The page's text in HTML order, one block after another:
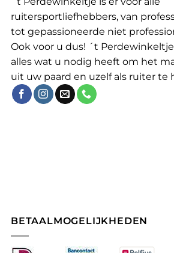
ruitersportliefhebbers, van
tot gepassioneerde niet
Ook voor u dus! ´t
alles wat u nodig heeft om het
uit uw paard en uzelf als ruiter te
BETAALMOGELIJKHEDEN